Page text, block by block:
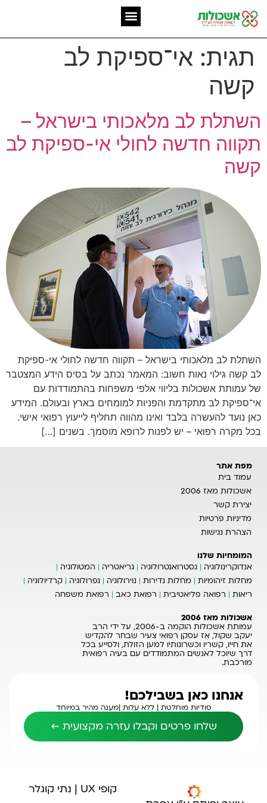
תגית: אי־ספיקת לב
קשה
השתלת לב מלאכותי בישראל –
תקווה חדשה לחולי אי-ספיקת לב
קשה
השתלת לב מלאכותי בישראל – תקווה חדשה לחולי אי-ספיקת
לב קשה גילוי נאות חשוב: המאמר נכתב על בסיס הידע המצטבר
של עמותת אשכולות בליווי אלפי משפחות בהתמודדות עם
אי־ספיקת לב מתקדמת והפניות למומחים בארץ ובעולם. המידע
כאן נועד להעשרה בלבד ואינו מהווה תחליף לייעוץ רפואי אישי.
בכל מקרה רפואי – יש לפנות לרופא מוסמך. בשנים […]
מפת אתר
עמוד בית
אשכולות מאז 2006
יצירת קשר
מדיניות פרטיות
הצהרת נגישות
המומחיות שלנו
אנדוקרינולוגיה
גסטרואנטרולוגיה גריאטריה
המטולוגיה
מחלות זיהומיות
מחלות נדירות נוירולוגיה נפרולוגיה
קרדיולוגיה
ריאות
רפואה פליאטיבית רפואת כאב רפואת משפחה
אשכולות מאז 2006
עמותת אשכולות הוקמה ב-2006, על ידי הרב
יעקב שקול, אז עסקן רפואי צעיר שבחר להקדיש
את חייו, קשריו וכשרונותיו למען הזולת, ולסייע בכל
דרך שיוכל לאנשים המתמודדים עם בעיה רפואית
מורכבת.
אנחנו כאן בשבילכם!
סודיות מוחלטת | ללא עלות |מענה מהיר במיוחד
שלחו פרטים וקבלו עזרה מקצועית ←
קופי UX | נתי קוגלר